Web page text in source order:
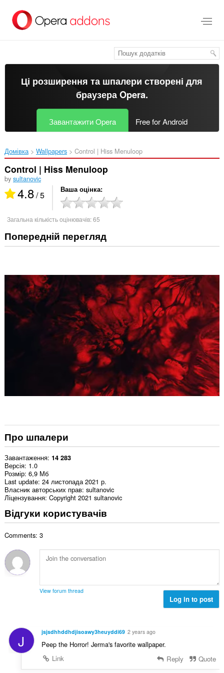
основного
Ці розширення та шпалери створені для
браузера Opera.
Завантажити Opera Free for Android
Домівка Wallpapers Control | Hiss Menuloop‎
Control | Hiss Menuloop
by sultanovic
4.8/ 5 Ваша оцінка
Загальна кількість оцінювачів:65
Попередній перегляд
Про шпалери
Завантаження 14 283
Версія 1.0
Розмір 6,9 Мб
Last update 24 листопада 2021 р.
Власник авторських прав sultanovic
Ліцензування Copyright 2021 sultanovic
Відгуки користувачів
Comments: 3
View forum thread
Log in to post
J jsjsdhhddhdjisoawy3heuyddi69 2 years ago
Peep the Horror! Jerma's favorite wallpaper.
Link
Reply Quote